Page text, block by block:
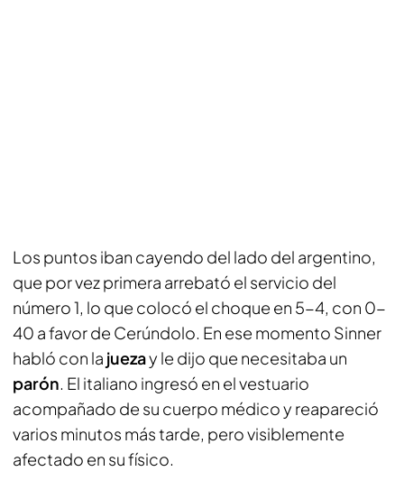
Los puntos iban cayendo del lado del argentino,
que por vez primera arrebató el servicio del
número 1, lo que colocó el choque en 5-4, con 0-
40 a favor de Cerúndolo. En ese momento Sinner
habló con la juezay le dijo que necesitaba un
parón. El italiano ingresó en el vestuario
acompañado de su cuerpo médico y reapareció
varios minutos más tarde, pero visiblemente
afectado en su físico.